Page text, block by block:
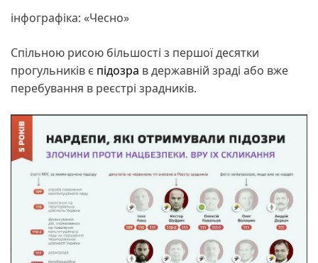
інфографіка: «Чесно»
Спільною рисою більшості з першої десятки
прогульників є підозра в державній зраді або вже
перебування в реєстрі зрадників.